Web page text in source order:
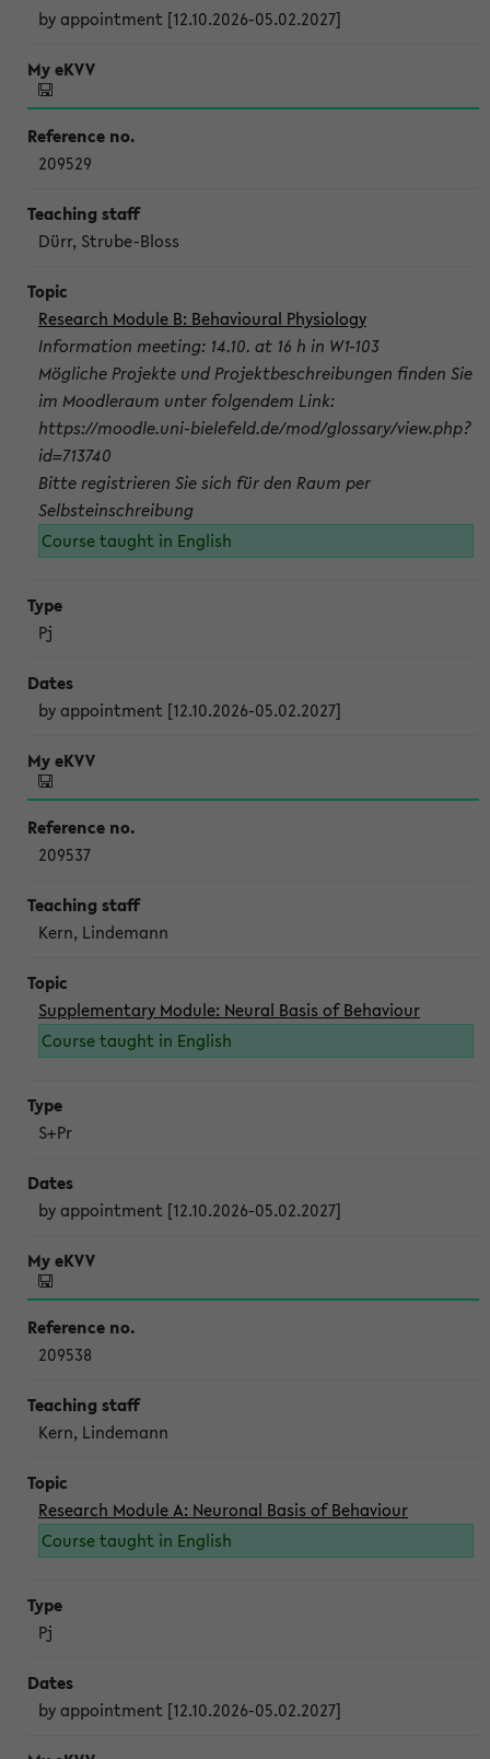
by appointment [12.10.2026-05.02.2027]
209529
Dürr, Strube-Bloss
Research Module B: Behavioural Physiology
Information meeting: 14.10. at 16 h in W1-103
Mögliche Projekte und Projektbeschreibungen finden Sie
im Moodleraum unter folgendem Link:
https://moodle.uni-bielefeld.de/mod/glossary/view.php?
id=713740
Bitte registrieren Sie sich für den Raum per
Selbsteinschreibung
Course taught in English
Pj
by appointment [12.10.2026-05.02.2027]
209537
Kern, Lindemann
Supplementary Module: Neural Basis of Behaviour
Course taught in English
S+Pr
by appointment [12.10.2026-05.02.2027]
209538
Kern, Lindemann
Research Module A: Neuronal Basis of Behaviour
Course taught in English
Pj
by appointment [12.10.2026-05.02.2027]